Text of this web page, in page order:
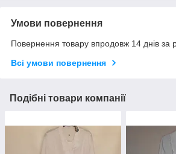
Умови повернення
Повернення товару впродовж 14 днів за
Всі умови повернення
Подібні товари компанії